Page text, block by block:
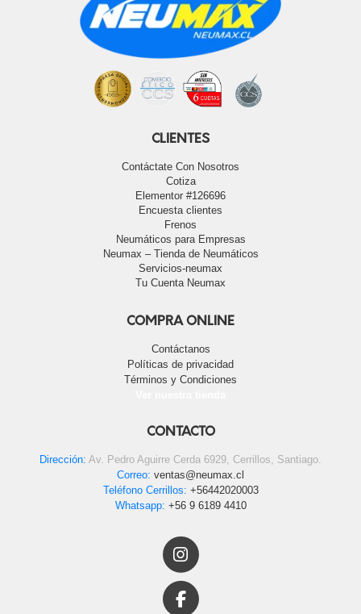
CLIENTES
Contáctate Con Nosotros
Cotiza
Elementor #126696
Encuesta clientes
Frenos
Neumáticos para Empresas
Neumax – Tienda de Neumáticos
Servicios-neumax
Tu Cuenta Neumax
COMPRA ONLINE
Contáctanos
Políticas de privacidad
Términos y Condiciones
CONTACTO
Dirección: Av. Pedro Aguirre Cerda 6929, Cerrillos, Santiago.
Correo: ventas@neumax.cl
Teléfono Cerrillos: +56442020003
Whatsapp: +56 9 6189 4410